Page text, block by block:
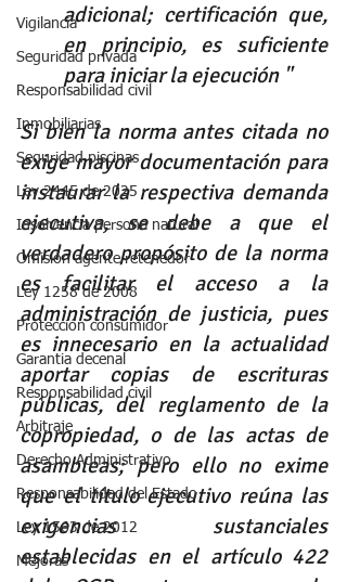
Vigilancia
Seguridad privada
Responsabilidad civil
Inmobiliarias
Seguridad piscinas
Ley 2445 de 2025
Insolvencia persona natural
Omisión agente retenedor
Ley 1258 de 2008
Protección consumidor
Garantia decenal
Responsabilidad civil
Arbitraje
Derecho Administrativo
Responsabilidad del Estado
Ley 1563 de 2012
Mejoras
adicional; certificación que,
en principio, es suficiente
para iniciar la ejecución "
Si bien la norma antes citada no
exige mayor documentación para
instaurar la respectiva demanda
ejecutiva, se debe a que el
verdadero propósito de la norma
es facilitar el acceso a la
administración de justicia, pues
es innecesario en la actualidad
aportar copias de escrituras
públicas, del reglamento de la
copropiedad, o de las actas de
asambleas; pero ello no exime
que el título ejecutivo reúna las
exigencias sustanciales
establecidas en el artículo 422